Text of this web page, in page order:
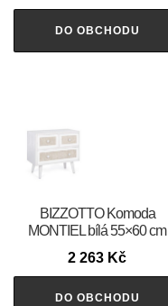
DO OBCHODU
BIZZOTTO Komoda
MONTIEL bílá 55×60 cm
2 263 Kč
DO OBCHODU